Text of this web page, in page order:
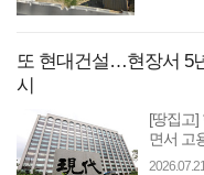
또 현대건설…현장서 5
시
[땅집고]
면서 고
높아지